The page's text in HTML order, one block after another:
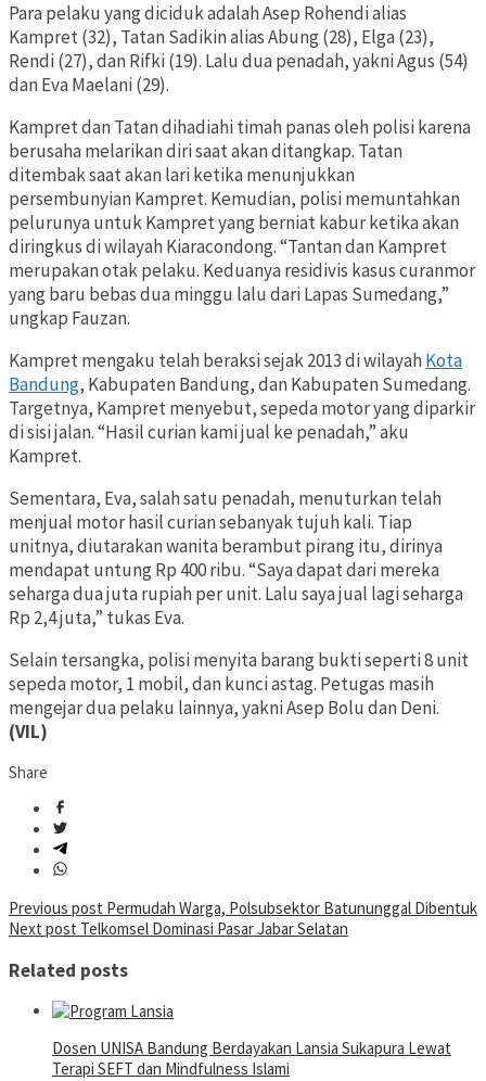
Para pelaku yang diciduk adalah Asep Rohendi alias
Kampret (32), Tatan Sadikin alias Abung (28), Elga (23),
Rendi (27), dan Rifki (19). Lalu dua penadah, yakni Agus (54)
dan Eva Maelani (29).
Kampret dan Tatan dihadiahi timah panas oleh polisi karena
berusaha melarikan diri saat akan ditangkap. Tatan
ditembak saat akan lari ketika menunjukkan
persembunyian Kampret. Kemudian, polisi memuntahkan
pelurunya untuk Kampret yang berniat kabur ketika akan
diringkus di wilayah Kiaracondong. “Tantan dan Kampret
merupakan otak pelaku. Keduanya residivis kasus curanmor
yang baru bebas dua minggu lalu dari Lapas Sumedang,”
ungkap Fauzan.
Kampret mengaku telah beraksi sejak 2013 di wilayahKota
Bandung, Kabupaten Bandung, dan Kabupaten Sumedang.
Targetnya, Kampret menyebut, sepeda motor yang diparkir
di sisi jalan. “Hasil curian kami jual ke penadah,” aku
Kampret.
Sementara, Eva, salah satu penadah, menuturkan telah
menjual motor hasil curian sebanyak tujuh kali. Tiap
unitnya, diutarakan wanita berambut pirang itu, dirinya
mendapat untung Rp 400 ribu. “Saya dapat dari mereka
seharga dua juta rupiah per unit. Lalu saya jual lagi seharga
Rp 2,4 juta,” tukas Eva.
Selain tersangka, polisi menyita barang bukti seperti 8 unit
sepeda motor, 1 mobil, dan kunci astag. Petugas masih
mengejar dua pelaku lainnya, yakni Asep Bolu dan Deni.
(VIL)
Share
Post
navigation
Previous post Permudah Warga, Polsubsektor Batununggal Dibentuk
Next post Telkomsel Dominasi Pasar Jabar Selatan
Related posts
Dosen UNISA Bandung Berdayakan Lansia Sukapura Lewat
Terapi SEFT dan Mindfulness Islami